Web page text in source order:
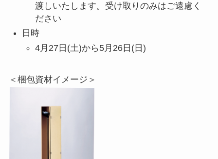
渡しいたします。受け取りのみはご遠慮く
ださい
日時
4月27日(土)から5月26日(日)
＜梱包資材イメージ＞